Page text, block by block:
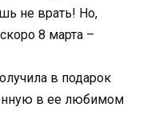
не врать! Но,
8 марта –
в подарок
в ее любимом